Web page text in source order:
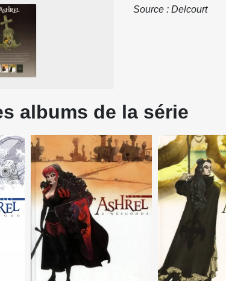
Source : Delcourt
albums de la série